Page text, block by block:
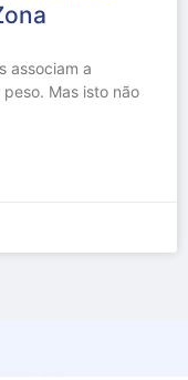
associam a
Mas isto não